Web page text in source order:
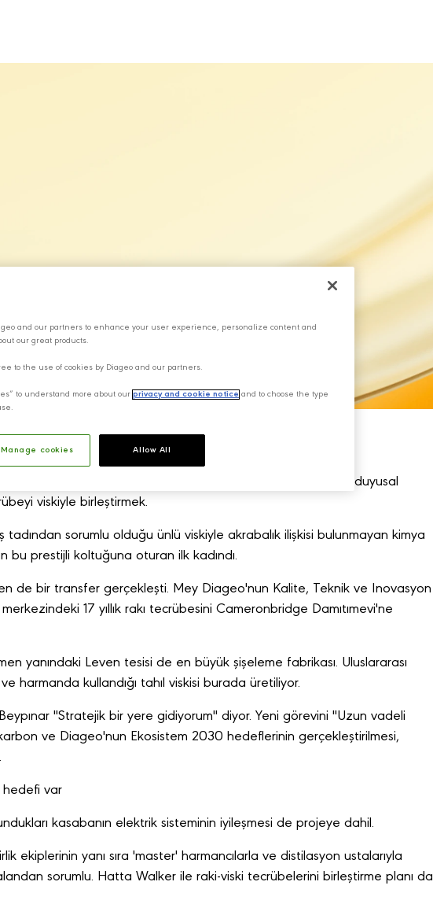
Duygu Beypınar rakı tadımında bir sıçrama tahtası olan 'duyusal
viskiyle birleştirmek.
sorumlu olduğu ünlü viskiyle akrabalık ilişkisi bulunmayan kimya
bu prestijli koltuğuna oturan ilk kadındı.
de bir transfer gerçekleşti. Mey Diageo'nun Kalite, Teknik ve Inovasyon
17 yıllık rakı tecrübesini Cameronbridge Damıtımevi'ne
yanındaki Leven tesisi de en büyük şişeleme fabrikası. Uluslararası
harmanda kullandığı tahıl viskisi burada üretiliyor.
"Stratejik bir yere gidiyorum" diyor. Yeni görevini "Uzun vadeli
karbon ve Diageo'nun Ekosistem 2030 hedeflerinin gerçekleştirilmesi,
hedefi var
kasabanın elektrik sisteminin iyileşmesi de projeye dahil.
ekiplerinin yanı sıra 'master' harmancılarla ve distilasyon ustalarıyla
sorumlu. Hatta Walker ile raki-viski tecrübelerini birleştirme planı da
and our partners to enhance your user experience, personalize content and
our great products.
to the use of cookies by Diageo and our partners.
to understand more about our privacy and cookie notice and to choose the type
Manage cookies Allow All